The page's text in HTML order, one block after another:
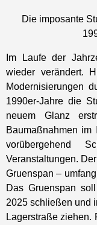
Die imposante
Im Laufe der
wieder verändert.
Modernisierungen
1990er-Jahre die
neuem Glanz
Baumaßnahmen
vorübergehend
Veranstaltungen.
Gruenspan –
Das Gruenspan
2025 schließen und
Lagerstraße ziehen.